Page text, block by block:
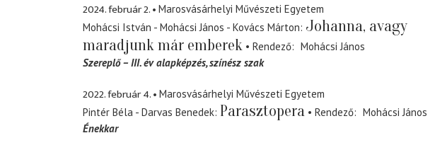
2024. február 2.
Marosvásárhelyi Művészeti Egyetem
Mohácsi István - Mohácsi János - Kovács Márton Johanna, avagy
maradjunk már emberek
Rendező
Mohácsi János
Szereplő – III. év alapképzés, színész szak
2022. február 4.
Marosvásárhelyi Művészeti Egyetem
Pintér Béla - Darvas Benedek Parasztopera Rendező
Mohácsi János
Énekkar